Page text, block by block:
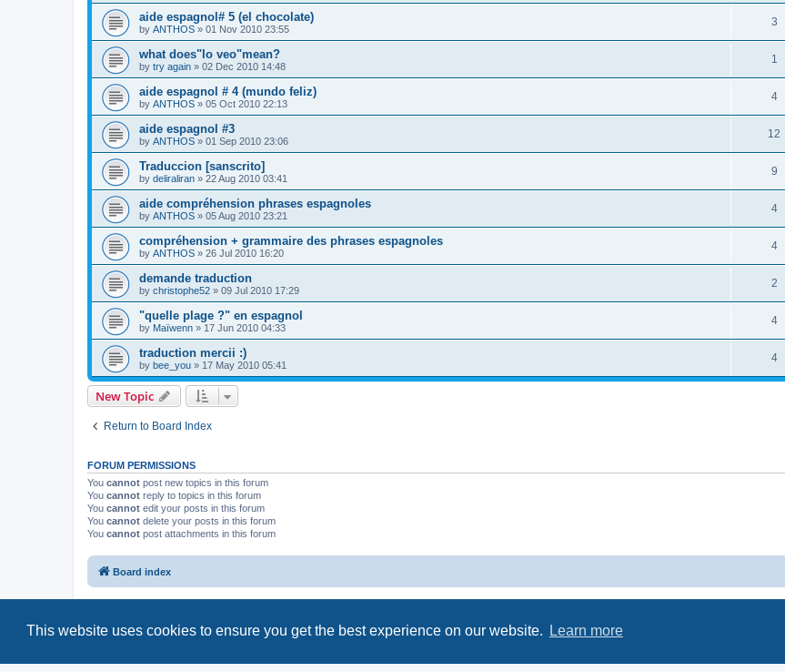
This website uses cookies to ensure you get the best experience on our website. Learn more
aide espagnol# 5 (el chocolate)
by ANTHOS » 01 Nov 2010 23:55
3
what does"lo veo"mean?
by try again » 02 Dec 2010 14:48
1
aide espagnol # 4 (mundo feliz)
by ANTHOS » 05 Oct 2010 22:13
4
aide espagnol #3
by ANTHOS » 01 Sep 2010 23:06
12
Traduccion [sanscrito]
by deliraliran » 22 Aug 2010 03:41
9
aide compréhension phrases espagnoles
by ANTHOS » 05 Aug 2010 23:21
4
compréhension + grammaire des phrases espagnoles
by ANTHOS » 26 Jul 2010 16:20
4
demande traduction
by christophe52 » 09 Jul 2010 17:29
2
"quelle plage ?" en espagnol
by Maïwenn » 17 Jun 2010 04:33
4
traduction mercii :)
by bee_you » 17 May 2010 05:41
4
New Topic
Return to Board Index
FORUM PERMISSIONS
You cannot post new topics in this forum
You cannot reply to topics in this forum
You cannot edit your posts in this forum
You cannot delete your posts in this forum
You cannot post attachments in this forum
Board index